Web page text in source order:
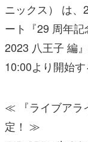
ニックス） は、
ート『29 周年
2023 八王子 編
10:00より開始す
≪ 『ライブアラ
定！ ≫